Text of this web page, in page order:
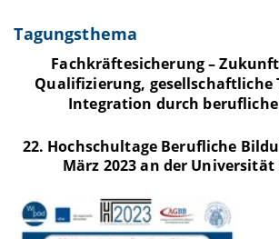
Tagungsthema
Fachkräftesicherung –
Qualifizierung, gesellschaftliche
Integration durch
22. Hochschultage Berufliche
März 2023 an der Universität